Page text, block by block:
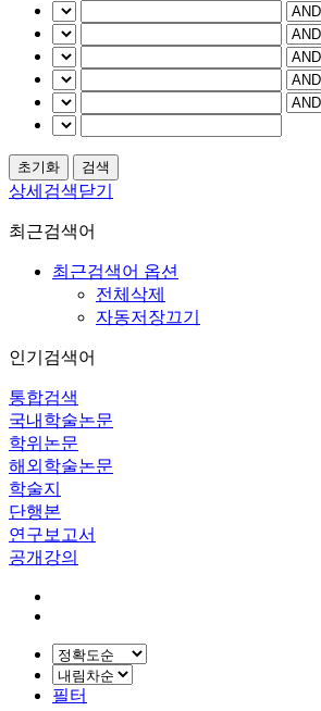
상세검색닫기
최근검색어
최근검색어 옵션
전체삭제
자동저장끄기
인기검색어
통합검색
국내학술논문
학위논문
해외학술논문
학술지
단행본
연구보고서
공개강의
필터